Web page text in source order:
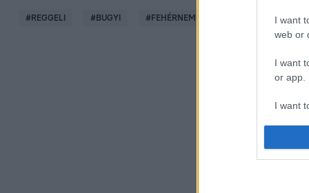
I want
web or
I want
or app.
I want
I want
#REGGELI #BUGYI #FEHÉRNEMŰ #